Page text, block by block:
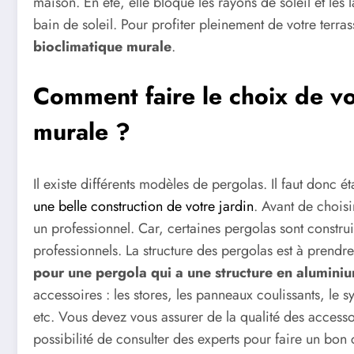
bain de soleil. Pour profiter pleinement de votre
bioclimatique murale.
Comment faire le choix de
murale ?
Il existe différents modèles de pergolas. Il faut donc
une belle construction de votre jardin. Avant de
un professionnel. Car, certaines pergolas sont
professionnels. La structure des pergolas est à
pour une pergola qui a une structure en
accessoires : les stores, les panneaux coulissants, le
etc. Vous devez vous assurer de la qualité des
possibilité de consulter des experts pour faire un